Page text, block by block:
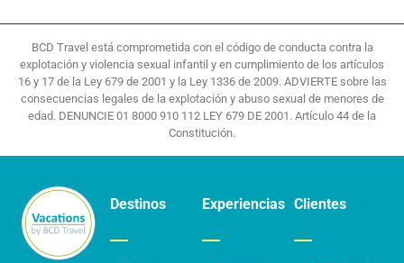
BCD Travel está comprometida con el código de conducta contra la
explotación y violencia sexual infantil y en cumplimiento de los artículos
16 y 17 de la Ley 679 de 2001 y la Ley 1336 de 2009. ADVIERTE sobre las
consecuencias legales de la explotación y abuso sexual de menores de
edad. DENUNCIE 01 8000 910 112 LEY 679 DE 2001. Artículo 44 de la
Constitución.
Destinos Experiencias Clientes